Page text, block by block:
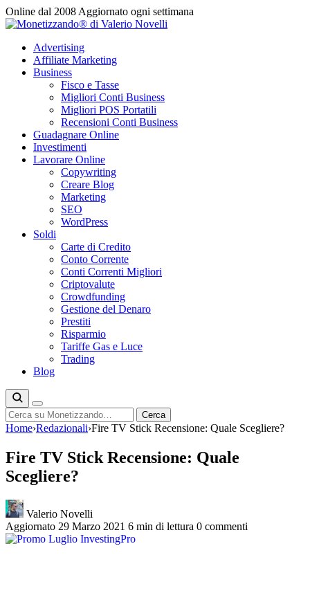
Vai
al
Online dal 2008 Aggiornato ogni settimana
Advertising
Affiliate Marketing
Business
Fisco e Tasse
Migliori Conti Business
Migliori POS Portatili
Recensioni Conti Business
Guadagnare Online
Investimenti
Lavorare Online
Copywriting
Creare Blog
Marketing
SEO
WordPress
Soldi
Carte di Credito
Conto Corrente
Conti Correnti Migliori
Criptovalute
Crowdfunding
Gestione del Denaro
Prestiti
Risparmio
Tariffe Gas e Luce
Trading
Blog
Cerca Cerca
Home›Redazionali›Fire TV Stick Recensione: Quale Scegliere?
Fire TV Stick Recensione: Quale
Scegliere?
Valerio Novelli
Aggiornato 29 Marzo 2021 6 min di lettura 0 commenti